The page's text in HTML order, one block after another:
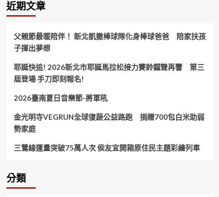
2026
波
光
節
近期文章
父親節最暖陪伴！ 新北凱撒棒球隊化身棒球爸爸 陪家扶孩
子揮出夢想
耶誕快追! 2026新北市耶誕馬拉松接力賽鈴鐺聲再響 第三
屆登場 手刀即刻報名!
2026臺南夏日音樂節-將軍吼
金光明寺VEGRUN全球復蔬公益路跑 捐贈700包白米助弱
勢家庭
三鶯線運量突破75萬人次 侯友宜開箱原住民主題彩繪列車
分類